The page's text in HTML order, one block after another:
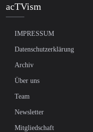
acTVism
IMPRESSUM
Datenschutzerklärung
Archiv
Über uns
Team
Newsletter
Mitgliedschaft